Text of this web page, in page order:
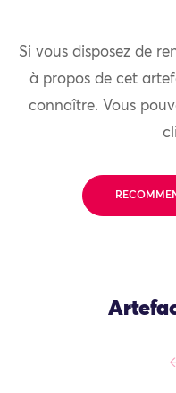
Si vous disposez de
à propos de cet
connaître. Vous